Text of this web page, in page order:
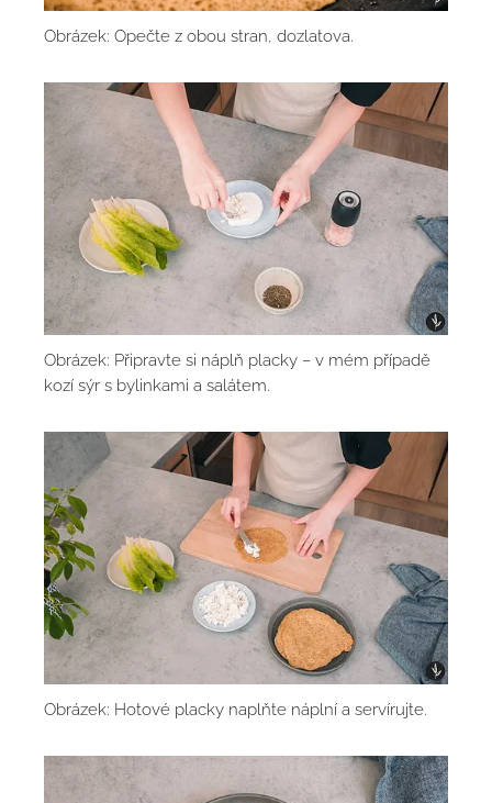
Obrázek: Opečte z obou stran, dozlatova.
Obrázek: Připravte si náplň placky – v mém případě
kozí sýr s bylinkami a salátem.
Obrázek: Hotové placky naplňte náplní a servírujte.